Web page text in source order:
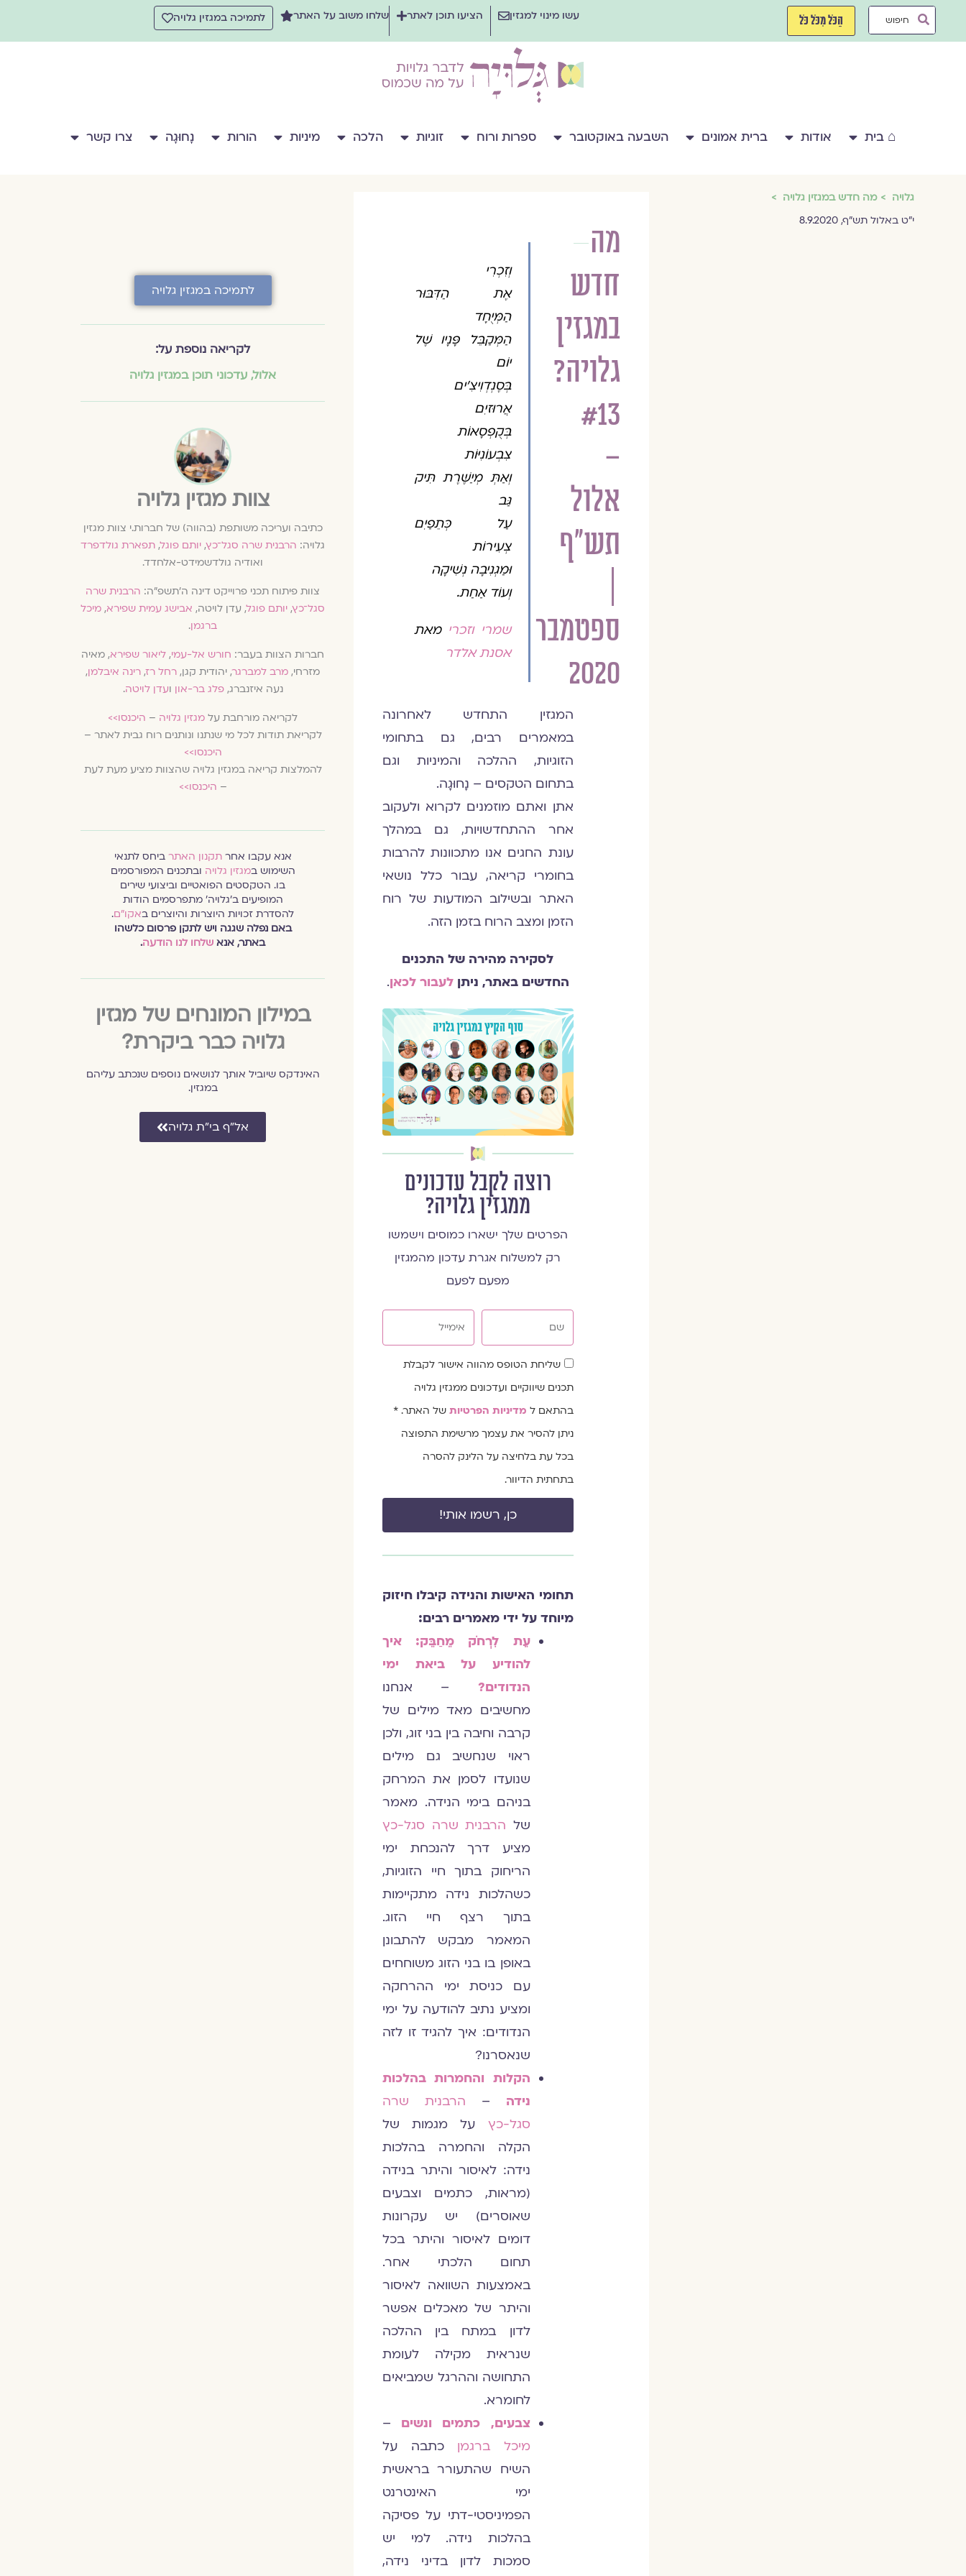
Search
הַכֹּל מִכֹּל כֹּל עשו מינוי למגזין הציעו תוכן לאתר שלחו משוב על האתר לתמיכה במגזין גלויה
⌂ בית אודות ברית אמונים השבעה באוקטובר ספרות ורוח זוגיות הלכה מיניות הורות נָחוּגָה צרו קשר
גלויה
מה חדש במגזין גלויה
י"ט באלול תש"ף, 8.9.2020
מה
חדש
במגזין
גלויה?
#13
–
אלול
תש"ף
ספטמבר
2020
צוות
מגזין
גלויה
וְזִכְרִי
אֶת הַדִּבּוּר
הַמְּיֻחָד
הַמְּקַבֵּל פָּנָיו שֶׁל
יוֹם
בְּסֶנְדְוִיצִ'ים
אֲרוּזיִם
בְּקֻפְסָאוֹת
צִבְעוֹנִיּוֹת
וְאַתְּ מְיַשֶּׁרֶת תִּיק
גַּב
עַל כְּתֵפַיִם
צְעִירוֹת
וּמַגְנִיבָה נְשִׁיקָה
וְעוֹד אַחַת.
שמרי וזכרי מאת
אסנת אלדר
המגזין התחדש לאחרונה
במאמרים רבים, גם בתחומי
הזוגיות, ההלכה והמיניות וגם
בתחום הטקסים – נָחוּגָה.
אתן ואתם מוזמנים לקרוא ולעקוב
אחר ההתחדשויות, גם במהלך
עונת החגים אנו מתכוונות להרבות
בחומרי קריאה, עבור כלל נושאי
האתר ובשילוב המודעות של רוח
הזמן ומצב הרוח בזמן הזה.
לסקירה מהירה של התכנים
החדשים באתר, ניתןלעבור לכאן.
רוצה לקבל עדכונים
ממגזין גלויה?
הפרטים שלך ישארו כמוסים וישמשו
רק למשלוח אגרת עדכון מהמגזין
מפעם לפעם
שדהשליחת הטופס מהווה אישור לקבלת
תכנים שיווקיים ועדכונים ממגזין גלויה
בהתאם ל מדיניות הפרטיות של האתר. *
ניתן להסיר את עצמך מרשימת התפוצה
בכל עת בלחיצה על הלינק להסרה
בתחתית הדיוור.
כן, רשמו אותי!
תחומי האישות והנידה קיבלו חיזוק
מיוחד על ידי מאמרים רבים:
עֵת לִרְחֹק מֵחַבֵּק: איך
להודיע על ביאת ימי
הנדודים? – אנחנו
מחשיבים מאד מילים של
קרבה וחיבה בין בני זוג, ולכן
ראוי שנחשיב גם מילים
שנועדו לסמן את המרחק
בניהם בימי הנידה. מאמר
של הרבנית שרה סגל-כץ
מציע דרך להנכחת ימי
הריחוק בתוך חיי הזוגיות,
כשהלכות נידה מתקיימות
בתוך רצף חיי הזוג.
המאמר מבקש להתבונן
באופן בו בני הזוג משוחחים
עם כניסת ימי ההרחקה
ומציע נתיב להודעה על ימי
הנדודים: איך להגיד זו לזה
שנאסרנו?
הקלות והחמרות בהלכות
נידה – הרבנית שרה
סגל-כץ על מגמות של
הקלה והחמרה בהלכות
נידה: לאיסור והיתר בנידה
(מראות, כתמים וצבעים
שאוסרים) יש עקרונות
דומים לאיסור והיתר בכל
תחום הלכתי אחר.
באמצעות השוואה לאיסור
והיתר של מאכלים אפשר
לדון במתח בין ההלכה
שנראית מקילה לעומת
התחושה וההרגל שמביאים
לחומרא.
צבעים, כתמים ונשים –
מיכל ברגמן כתבה על
השיח שהתעורר בראשית
ימי האינטרנט
הפמיניסטי-דתי על פסיקה
בהלכות נידה. למי יש
סמכות לדון בדיני נידה,
לתמיכה במגזין גלויה
לקריאה נוספת על:
אלול, עדכוני תוכן במגזין גלויה
צוות מגזין גלויה
כתיבה ועריכה משותפת (בהווה) של חברות.י צוות מגזין
גלויה: הרבנית שרה סגל־כץ, יותם פוגל, תפארת גולדפרד
ואודיה גולדשמידט-אלחדד.
צוות פיתוח תכני פרוייקט דינה ה׳תשפ״ה: הרבנית שרה
סגל־כץ, יותם פוגל, עדן לויטה, אבישג עמית שפירא, מיכל
ברגמן.
חברות הצוות בעבר: חורש אל-עמי, ליאור שפירא, מאיה
מזרחי, מרב למברגר, יהודית קגן, רחל רז, רינה איבלמן,
נעה איזנברג,פלג בר-און ועדן לויטה.
לקריאה מורחבת על מגזין גלויה – היכנסו>>
לקריאת תודות לכל מי שנתנו ונותנים רוח גבית לאתר –
היכנסו>>
להמלצות קריאה במגזין גלויה שהצוות מציע מעת לעת
– היכנסו>>
אנא עקבו אחרתקנון האתר ביחס לתנאי
השימוש במגזין גלויה ובתכנים המפורסמים
בו. הטקסטים הפואטיים וביצועי שירים
המופיעים ב׳גלויה׳ מתפרסמים הודות
להסדרת זכויות היוצרות והיוצרים באקו״ם.
באם נפלה שגגה ויש לתקן פרסום כלשהו
באתר, אנא שלחו לנו הודעה.
במילון המונחים של מגזין
גלויה כבר ביקרת?
האינדקס שיוביל אותך לנושאים נוספים שנכתב עליהם
במגזין.
אל״ף בי״ת גלויה